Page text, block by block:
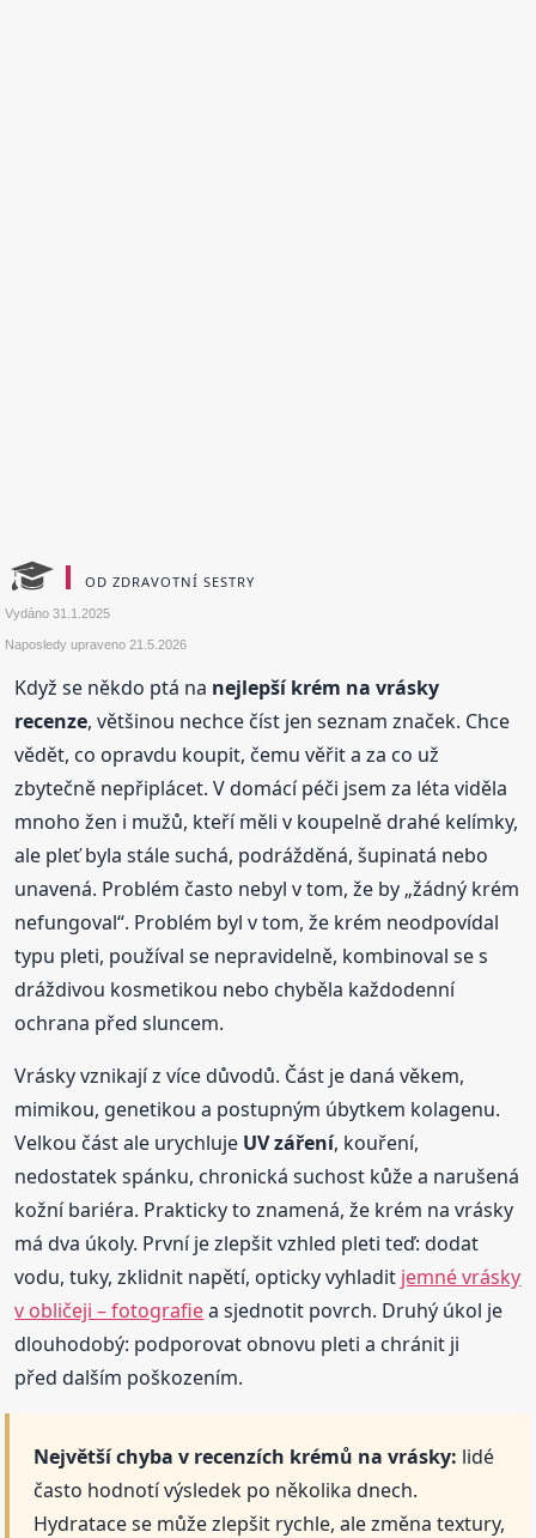
OD ZDRAVOTNÍ SESTRY
Vydáno31.1.2025
Naposledy upraveno21.5.2026
Když se někdo ptá na nejlepší krém na vrásky
recenze, většinou nechce číst jen seznam značek. Chce
vědět, co opravdu koupit, čemu věřit a za co už
zbytečně nepřiplácet. V domácí péči jsem za léta viděla
mnoho žen i mužů, kteří měli v koupelně drahé kelímky,
ale pleť byla stále suchá, podrážděná, šupinatá nebo
unavená. Problém často nebyl v tom, že by „žádný krém
nefungoval“. Problém byl v tom, že krém neodpovídal
typu pleti, používal se nepravidelně, kombinoval se s
dráždivou kosmetikou nebo chyběla každodenní
ochrana před sluncem.
Vrásky vznikají z více důvodů. Část je daná věkem,
mimikou, genetikou a postupným úbytkem kolagenu.
Velkou část ale urychluje UV záření, kouření,
nedostatek spánku, chronická suchost kůže a narušená
kožní bariéra. Prakticky to znamená, že krém na vrásky
má dva úkoly. První je zlepšit vzhled pleti teď: dodat
vodu, tuky, zklidnit napětí, opticky vyhladit jemné vrásky
v obličeji – fotografiea sjednotit povrch. Druhý úkol je
dlouhodobý: podporovat obnovu pleti a chránit ji
před dalším poškozením.
Největší chyba v recenzích krémů na vrásky: lidé
často hodnotí výsledek po několika dnech.
Hydratace se může zlepšit rychle, ale změna textury,